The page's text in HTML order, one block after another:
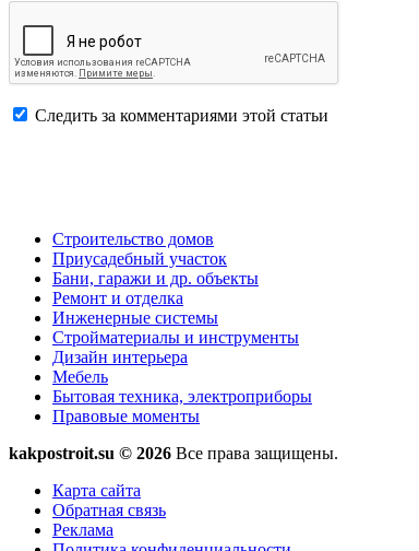
Следить за комментариями этой статьи
Строительство домов
Приусадебный участок
Бани, гаражи и др. объекты
Ремонт и отделка
Инженерные системы
Стройматериалы и инструменты
Дизайн интерьера
Мебель
Бытовая техника, электроприборы
Правовые моменты
kakpostroit.su © 2026 Все права защищены.
Карта сайта
Обратная связь
Реклама